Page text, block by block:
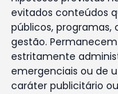
evitados conteúdos
públicos, programas,
gestão.
estritamente
emergenciais ou de
caráter publicitário